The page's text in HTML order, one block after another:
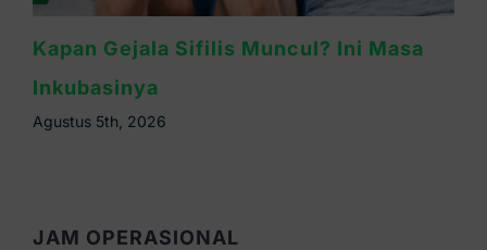
Waspada Sifilis Bintik Merah di Telapak
Tangan, Ini Cirinya
Agustus 4th, 2026
JAM OPERASIONAL